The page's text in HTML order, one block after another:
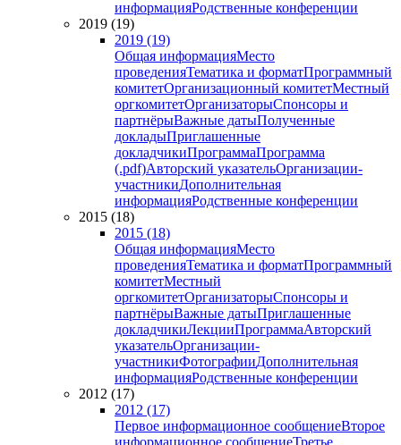
информацияРодственные конференции
2019 (19)
2019 (19)
Общая информацияМесто
проведенияТематика и форматПрограммный
комитетОрганизационный комитетМестный
оргкомитетОрганизаторыСпонсоры и
партнёрыВажные датыПолученные
докладыПриглашенные
докладчикиПрограммаПрограмма
(.pdf)Авторский указательОрганизации-
участникиДополнительная
информацияРодственные конференции
2015 (18)
2015 (18)
Общая информацияМесто
проведенияТематика и форматПрограммный
комитетМестный
оргкомитетОрганизаторыСпонсоры и
партнёрыВажные датыПриглашенные
докладчикиЛекцииПрограммаАвторский
указательОрганизации-
участникиФотографииДополнительная
информацияРодственные конференции
2012 (17)
2012 (17)
Первое информационное сообщениеВторое
информационное сообщениеТретье